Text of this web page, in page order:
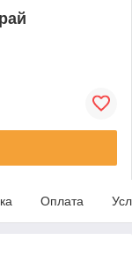
Оплата